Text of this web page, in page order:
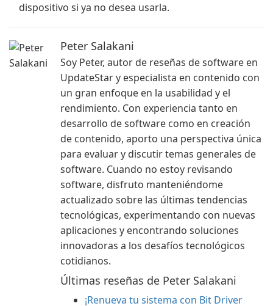
dispositivo si ya no desea usarla.
Peter Salakani
Soy Peter, autor de reseñas de software en
UpdateStar y especialista en contenido con
un gran enfoque en la usabilidad y el
rendimiento. Con experiencia tanto en
desarrollo de software como en creación
de contenido, aporto una perspectiva única
para evaluar y discutir temas generales de
software. Cuando no estoy revisando
software, disfruto manteniéndome
actualizado sobre las últimas tendencias
tecnológicas, experimentando con nuevas
aplicaciones y encontrando soluciones
innovadoras a los desafíos tecnológicos
cotidianos.
Últimas reseñas de Peter Salakani
¡Renueva tu sistema con Bit Driver